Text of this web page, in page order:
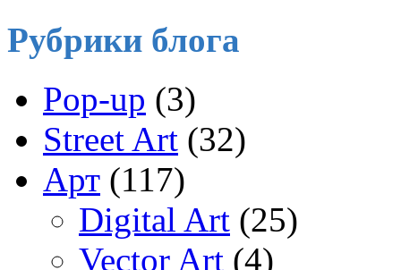
Рубрики блога
Pop-up (3)
Street Art (32)
Арт (117)
Digital Art (25)
Vector Art (4)